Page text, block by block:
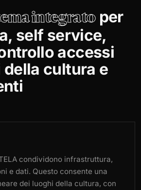
integratoper
self service,
accessi
della cultura e
condividono infrastruttura,
e dati. Questo consente una
dei luoghi della cultura, con